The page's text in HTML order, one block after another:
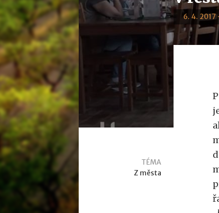
6. 4. 2017
TÉMA
Z města